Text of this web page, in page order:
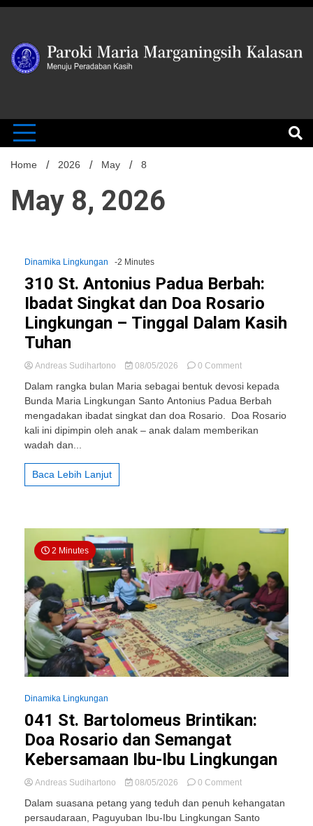
Skip
Paroki
Kalasan
Home 2026 May 8
May 8, 2026
Dinamika Lingkungan -2 Minutes
310 St. Antonius Padua Berbah:
Ibadat Singkat dan Doa Rosario
Lingkungan – Tinggal Dalam Kasih
Tuhan
Andreas Sudihartono 08/05/2026 0 Commenton
St.
Antonius
Padua
Berbah:
Tinggal
Tuhan
Dalam rangka bulan Maria sebagai bentuk devosi kepada
Bunda Maria Lingkungan Santo Antonius Padua Berbah
mengadakan ibadat singkat dan doa Rosario. Doa Rosario
kali ini dipimpin oleh anak – anak dalam memberikan
wadah dan...
Baca Lebih Lanjut
2 Minutes
Dinamika Lingkungan
041 St. Bartolomeus Brintikan:
Doa Rosario dan Semangat
Kebersamaan Ibu-Ibu Lingkungan
Andreas Sudihartono 08/05/2026 0 Commenton
St.
Bartolomeus
Dalam suasana petang yang teduh dan penuh kehangatan
persaudaraan, Paguyuban Ibu-Ibu Lingkungan Santo